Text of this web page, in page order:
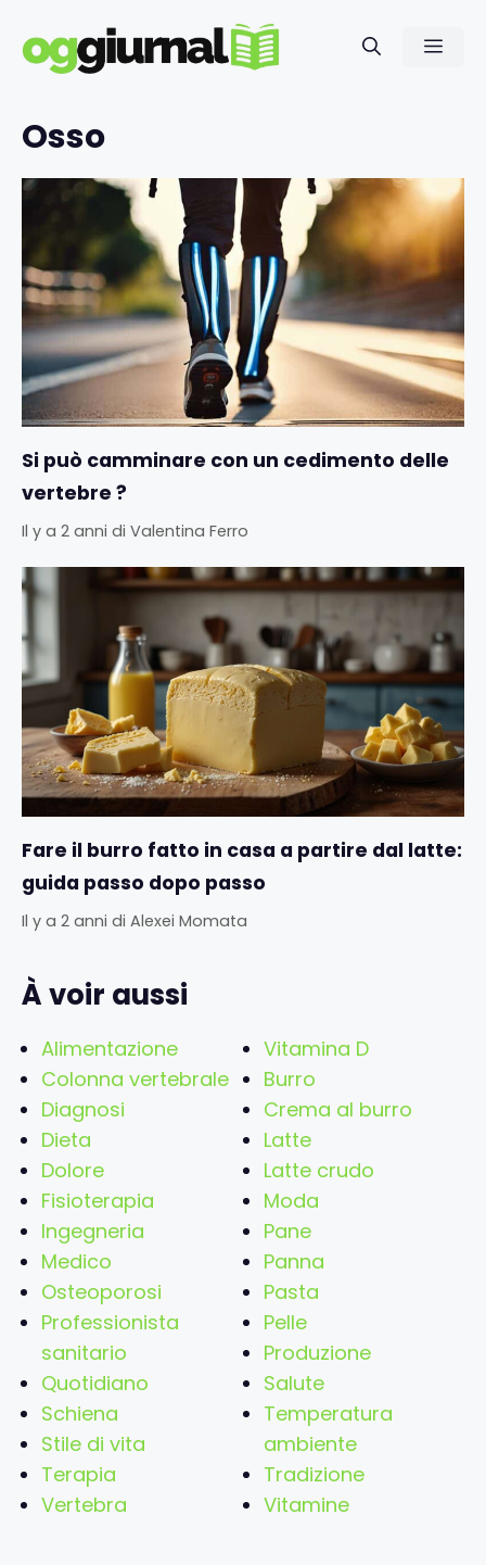
contenuto
Osso
Si può camminare con un cedimento delle
vertebre ?
Il y a 2 anni di Valentina Ferro
Fare il burro fatto in casa a partire dal latte:
guida passo dopo passo
Il y a 2 anni di Alexei Momata
À voir aussi
Alimentazione
Colonna vertebrale
Diagnosi
Dieta
Dolore
Fisioterapia
Ingegneria
Medico
Osteoporosi
Professionista
sanitario
Quotidiano
Schiena
Stile di vita
Terapia
Vertebra
Vitamina D
Burro
Crema al burro
Latte
Latte crudo
Moda
Pane
Panna
Pasta
Pelle
Produzione
Salute
Temperatura
ambiente
Tradizione
Vitamine